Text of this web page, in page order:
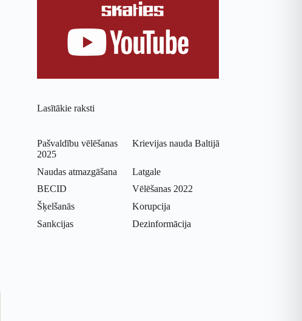
Lasītākie raksti
Pašvaldību vēlēšanas
2025
Krievijas nauda Baltijā
Naudas atmazgāšana
Latgale
BECID
Vēlēšanas 2022
Šķelšanās
Korupcija
Sankcijas
Dezinformācija